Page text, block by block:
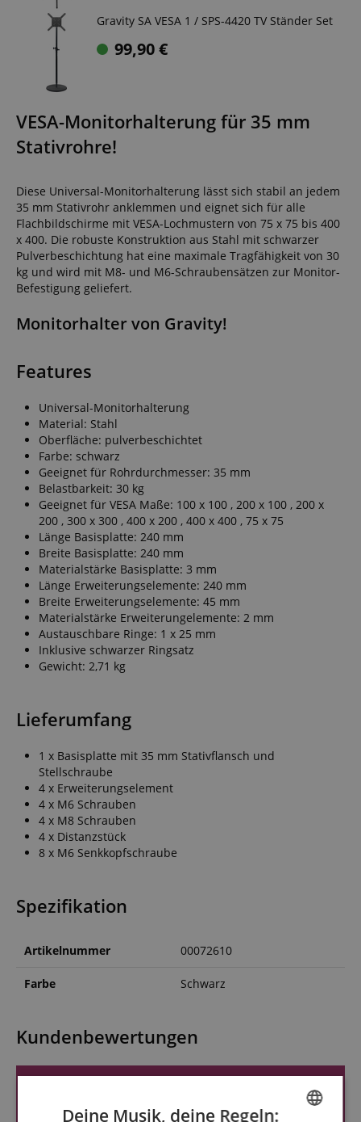
Gravity SA VESA 1 / SPS-4420 TV Ständer Set
99,90€
VESA-Monitorhalterung für 35 mm
Stativrohre!
Diese Universal-Monitorhalterung lässt sich stabil an jedem
35 mm Stativrohr anklemmen und eignet sich für alle
Flachbildschirme mit VESA-Lochmustern von 75 x 75 bis 400
x 400. Die robuste Konstruktion aus Stahl mit schwarzer
Pulverbeschichtung hat eine maximale Tragfähigkeit von 30
kg und wird mit M8- und M6-Schraubensätzen zur Monitor-
Befestigung geliefert.
Monitorhalter von Gravity!
Features
Universal-Monitorhalterung
Material: Stahl
Oberfläche: pulverbeschichtet
Farbe: schwarz
Geeignet für Rohrdurchmesser: 35 mm
Belastbarkeit: 30 kg
Geeignet für VESA Maße: 100 x 100 , 200 x 100 , 200 x
200 , 300 x 300 , 400 x 200 , 400 x 400 , 75 x 75
Länge Basisplatte: 240 mm
Breite Basisplatte: 240 mm
Materialstärke Basisplatte: 3 mm
Länge Erweiterungselemente: 240 mm
Breite Erweiterungselemente: 45 mm
Materialstärke Erweiterungelemente: 2 mm
Austauschbare Ringe: 1 x 25 mm
Inklusive schwarzer Ringsatz
Gewicht: 2,71 kg
Lieferumfang
1 x Basisplatte mit 35 mm Stativflansch und
Stellschraube
4 x Erweiterungselement
4 x M6 Schrauben
4 x M8 Schrauben
4 x Distanzstück
8 x M6 Senkkopfschraube
Spezifikation
Artikelnummer 00072610
Farbe Schwarz
Kundenbewertungen
Deine Musik, deine Regeln: